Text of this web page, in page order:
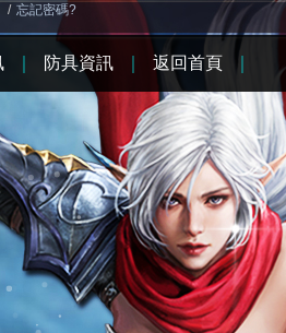
/ 忘記密碼?